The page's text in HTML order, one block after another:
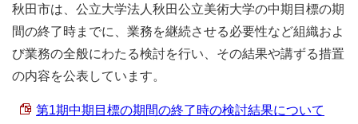
秋田市は、公立大学法人秋田公立美術大学の中期目標の期
間の終了時までに、業務を継続させる必要性など組織およ
び業務の全般にわたる検討を行い、その結果や講ずる措置
の内容を公表しています。
第1期中期目標の期間の終了時の検討結果について